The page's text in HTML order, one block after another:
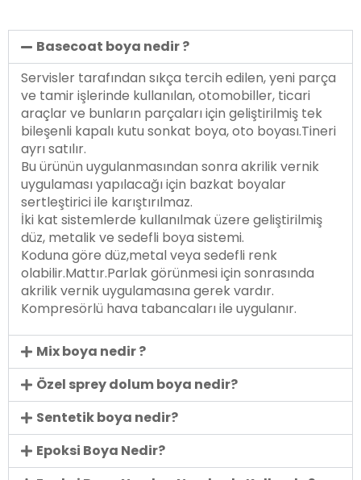
Basecoat boya nedir ?
Servisler tarafından sıkça tercih edilen, yeni parça
ve tamir işlerinde kullanılan, otomobiller, ticari
araçlar ve bunların parçaları için geliştirilmiş tek
bileşenli kapalı kutu sonkat boya, oto boyası.Tineri
ayrı satılır.
Bu ürünün uygulanmasından sonra akrilik vernik
uygulaması yapılacağı için bazkat boyalar
sertleştirici ile karıştırılmaz.
İki kat sistemlerde kullanılmak üzere geliştirilmiş
düz, metalik ve sedefli boya sistemi.
Koduna göre düz,metal veya sedefli renk
olabilir.Mattır.Parlak görünmesi için sonrasında
akrilik vernik uygulamasına gerek vardır.
Kompresörlü hava tabancaları ile uygulanır.
Mix boya nedir ?
Özel sprey dolum boya nedir?
Sentetik boya nedir?
Epoksi Boya Nedir?